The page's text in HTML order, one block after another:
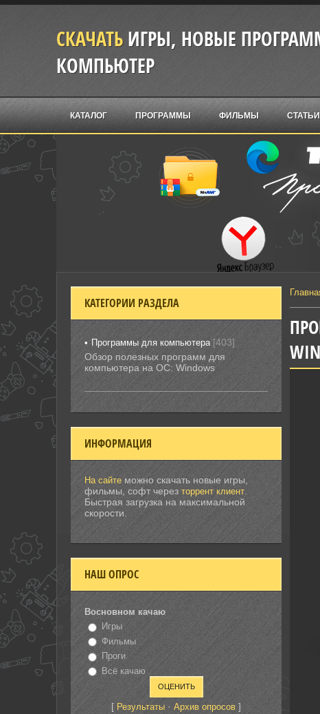
СКАЧАТЬИГРЫ, НОВЫЕ
КОМПЬЮТЕР
КАТАЛОГ ПРОГРАММЫ ФИЛЬМЫ СТАТЬИ
КАТЕГОРИИ РАЗДЕЛА
Программы для компьютера [403]
Обзор полезных программ для
компьютера на ОС: Windows
ИНФОРМАЦИЯ
На сайте можно скачать новые игры,
фильмы, софт через торрент клиент
Быстрая загрузка на максимальной
скорости.
НАШ ОПРОС
Восновном качаю
Игры
Фильмы
Проги
Всё качаю
[ Результаты·Архив опросов ]